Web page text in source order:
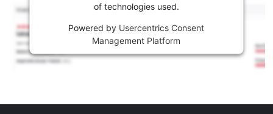
of technologies used.
Powered by Usercentrics Consent
Management Platform